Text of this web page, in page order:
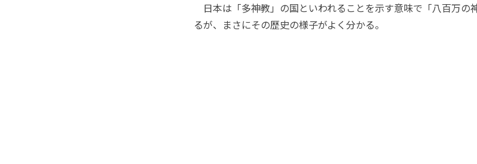
日本は「多神教」の国といわれることを示す意味で「八百万の
るが、まさにその歴史の様子がよく分かる。